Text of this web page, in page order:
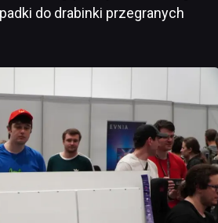
do drabinki przegranych